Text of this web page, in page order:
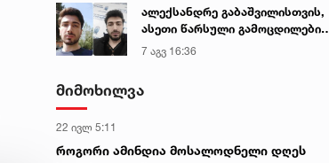
ბერუაშვილს 30 დღის
განმავლობაში ფარულად
ალექსანდრე გაბაშვილისთვის,
ასეთი წარსული გამოცდილების
ადამიანისთვის ინფორმაციის
მიწოდება, რომ მასწავლებელი
ფაქტობრივად, წაქეზება იყო -
7 აგვ 16:36
მიმოხილვა
22 ივლ 5:11
როგორი ამინდია მოსალოდნელი დღეს